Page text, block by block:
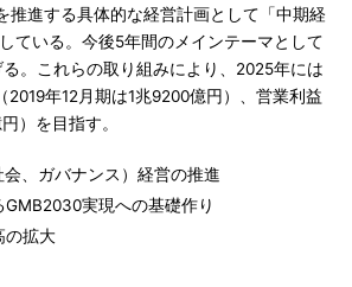
進する具体的な経営計画として「中期経
ている。今後5年間のメインテーマとして
。これらの取り組みにより、2025年には
年12月期は1兆9200億円）、営業利益
）を目指す。
会、ガバナンス）経営の推進
GMB2030実現への基礎作り
の拡大